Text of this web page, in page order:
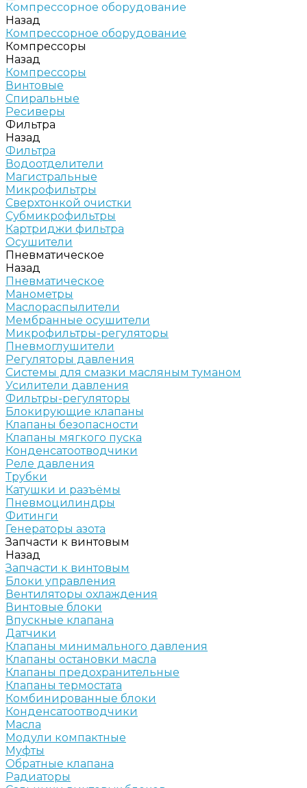
Компрессорное оборудование
Назад
Компрессорное оборудование
Компрессоры
Назад
Компрессоры
Винтовые
Спиральные
Ресиверы
Фильтра
Назад
Фильтра
Водоотделители
Магистральные
Микрофильтры
Сверхтонкой очистки
Субмикрофильтры
Картриджи фильтра
Осушители
Пневматическое
Назад
Пневматическое
Манометры
Маслораспылители
Мембранные осушители
Микрофильтры-регуляторы
Пневмоглушители
Регуляторы давления
Системы для смазки масляным туманом
Усилители давления
Фильтры-регуляторы
Блокирующие клапаны
Клапаны безопасности
Клапаны мягкого пуска
Конденсатоотводчики
Реле давления
Трубки
Катушки и разъёмы
Пневмоцилиндры
Фитинги
Генераторы азота
Запчасти к винтовым
Назад
Запчасти к винтовым
Блоки управления
Вентиляторы охлаждения
Винтовые блоки
Впускные клапана
Датчики
Клапаны минимального давления
Клапаны остановки масла
Клапаны предохранительные
Клапаны термостата
Комбинированные блоки
Конденсатоотводчики
Масла
Модули компактные
Муфты
Обратные клапана
Радиаторы